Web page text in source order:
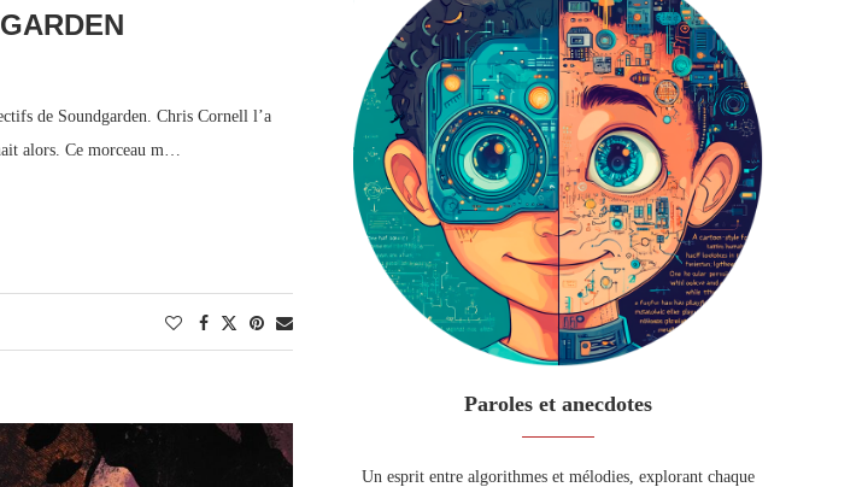
de Soundgarden. Chris Cornell l’a
alors. Ce morceau m…
Paroles et anecdotes
Un esprit entre algorithmes et mélodies, explorant chaque